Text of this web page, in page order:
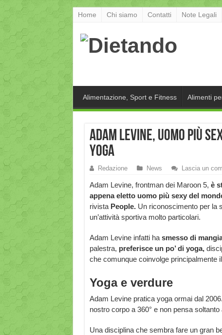
Home Chi siamo Contatti Note Legali
Alimentazione, Sport e Fitness Alimenti
Adam Levine, uomo più
yoga
Redazione News Lascia un
Adam Levine, frontman dei Maroon 5, è
appena eletto uomo più sexy del
rivista People. Un riconoscimento per la
un’attività sportiva molto particolari.
Adam Levine infatti ha smesso di
palestra, preferisce un po’ di yoga,
che comunque coinvolge principalmente
Yoga e verdure
Adam Levine pratica yoga ormai dal
nostro corpo a 360° e non pensa
Una disciplina che sembra fare un gran